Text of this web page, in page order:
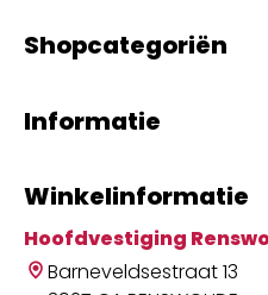
Shopcategoriën
Informatie
Winkelinformatie
Hoofdvestiging
Barneveldsestraat 13